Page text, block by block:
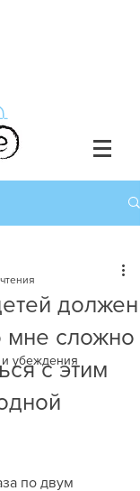
убеждения
должен
мне сложно
с этим
по двум